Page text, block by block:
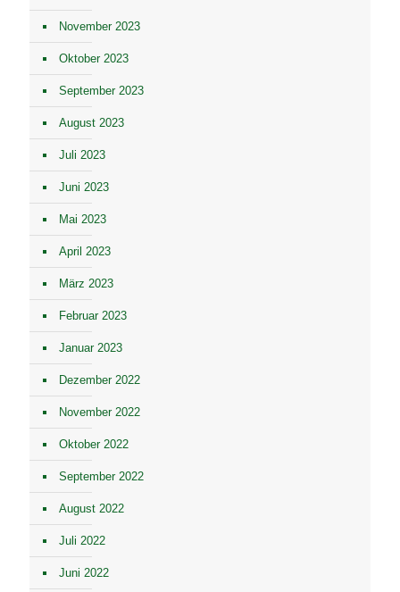
November 2023
Oktober 2023
September 2023
August 2023
Juli 2023
Juni 2023
Mai 2023
April 2023
März 2023
Februar 2023
Januar 2023
Dezember 2022
November 2022
Oktober 2022
September 2022
August 2022
Juli 2022
Juni 2022